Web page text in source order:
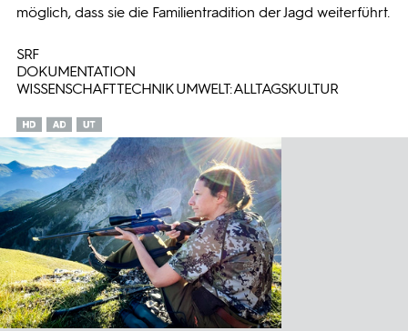
möglich, dass sie die Familientradition der Jagd weiterführt.
SRF
DOKUMENTATION
WISSENSCHAFT TECHNIK UMWELT: ALLTAGSKULTUR